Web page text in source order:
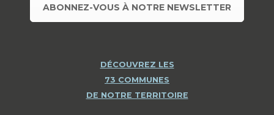
ABONNEZ-VOUS À NOTRE NEWSLETTER
DÉCOUVREZ LES
73 COMMUNES
DE NOTRE TERRITOIRE